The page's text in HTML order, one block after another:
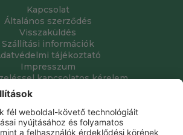
Kapcsolat
Általános szerződés
Visszaküldés
Szállítási információk
tájékoztató
Impresszum
kapcsolatos kérelem